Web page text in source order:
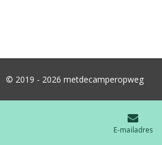
© 2019 - 2026 metdecamperopweg
E-mailadres